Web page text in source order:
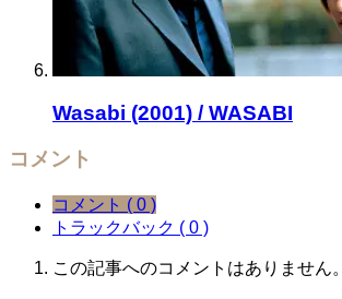
Wasabi (2001) / WASABI
コメント
コメント ( 0 )
トラックバック ( 0 )
この記事へのコメントはありません。